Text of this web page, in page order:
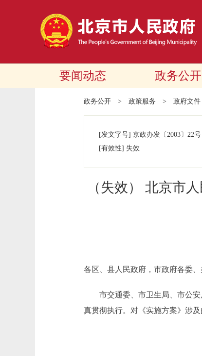
要闻动态 政务公开
政务公开 > 政策服务 > 政府文件
[发文字号] 京政办发 〔2003〕 22号
[有效性] 失效
（失效） 北京市
各区、县人民政府，市政府各委、
市交通委、市卫生局、市公安
真贯彻执行。对《实施方案》涉